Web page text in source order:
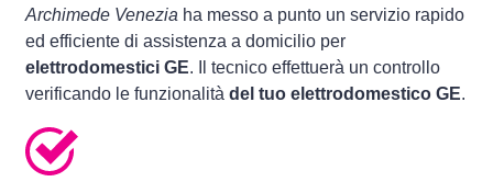
Archimede Venezia ha messo a punto un servizio rapido
ed efficiente di assistenza a domicilio per
elettrodomestici GE. Il tecnico effettuerà un controllo
verificando le funzionalità del tuo elettrodomestico GE.